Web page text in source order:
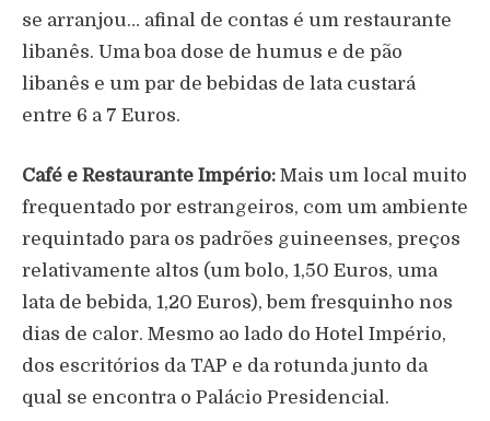
se arranjou… afinal de contas é um restaurante
libanês. Uma boa dose de humus e de pão
libanês e um par de bebidas de lata custará
entre 6 a 7 Euros.
Café e Restaurante Império: Mais um local muito
frequentado por estrangeiros, com um ambiente
requintado para os padrões guineenses, preços
relativamente altos (um bolo, 1,50 Euros, uma
lata de bebida, 1,20 Euros), bem fresquinho nos
dias de calor. Mesmo ao lado do Hotel Império,
dos escritórios da TAP e da rotunda junto da
qual se encontra o Palácio Presidencial.